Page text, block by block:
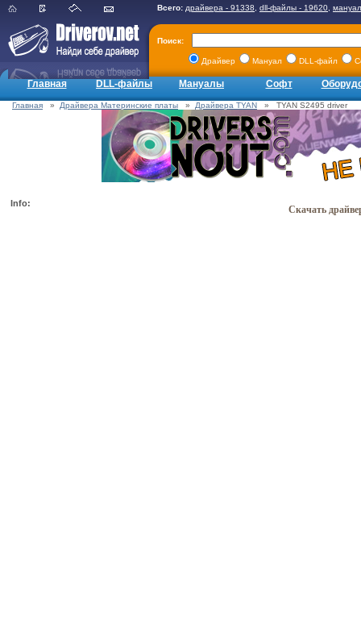
Всего: драйвера - 91338 dll-файлы - 19620
Поиск:
Драйвер Мануал DLL-файл
Главная DLL-файлы Мануалы Софт
Главная » Драйвера Материнские платы » Драйвера TYAN » TYAN S2495 driver
Info:
Скачать